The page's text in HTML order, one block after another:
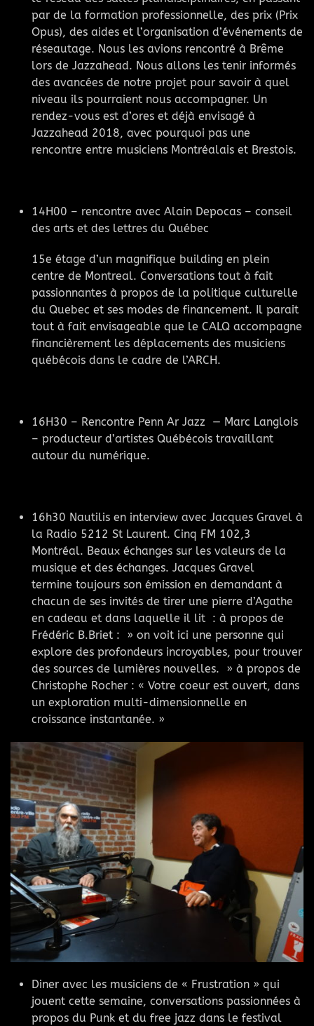
par de la formation professionnelle, des prix (Prix
Opus), des aides et l’organisation d’événements de
réseautage. Nous les avions rencontré à Brême
lors de Jazzahead. Nous allons les tenir informés
des avancées de notre projet pour savoir à quel
niveau ils pourraient nous accompagner. Un
rendez-vous est d’ores et déjà envisagé à
Jazzahead 2018, avec pourquoi pas une
rencontre entre musiciens Montréalais et Brestois.
14H00 – rencontre avec Alain Depocas – conseil
des arts et des lettres du Québec
15e étage d’un magnifique building en plein
centre de Montreal. Conversations tout à fait
passionnantes à propos de la politique culturelle
du Quebec et ses modes de financement. Il parait
tout à fait envisageable que le CALQ accompagne
financièrement les déplacements des musiciens
québécois dans le cadre de l’ARCH.
16H30 – Rencontre Penn Ar Jazz — Marc Langlois
– producteur d’artistes Québécois travaillant
autour du numérique.
16h30 Nautilis en interview avec Jacques Gravel à
la Radio 5212 St Laurent. Cinq FM 102,3
Montréal. Beaux échanges sur les valeurs de la
musique et des échanges. Jacques Gravel
termine toujours son émission en demandant à
chacun de ses invités de tirer une pierre d’Agathe
en cadeau et dans laquelle il lit : à propos de
Frédéric B.Briet : » on voit ici une personne qui
explore des profondeurs incroyables, pour trouver
des sources de lumières nouvelles. » à propos de
Christophe Rocher : « Votre coeur est ouvert, dans
un exploration multi-dimensionnelle en
croissance instantanée. »
Diner avec les musiciens de « Frustration » qui
jouent cette semaine, conversations passionnées à
propos du Punk et du free jazz dans le festival